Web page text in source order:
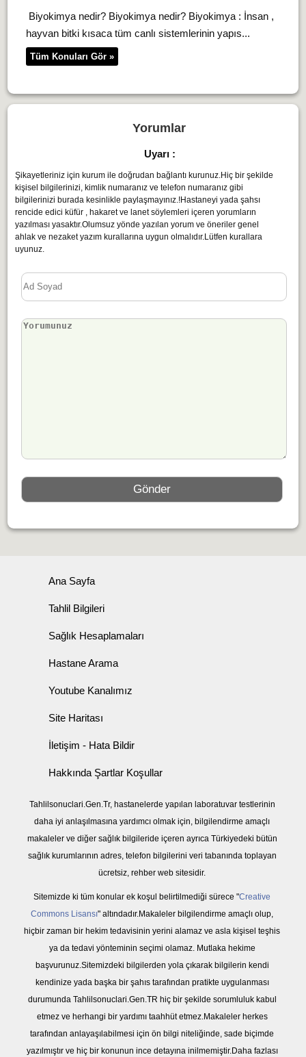
Biyokimya nedir? Biyokimya nedir? Biyokimya : İnsan ,
hayvan bitki kısaca tüm canlı sistemlerinin yapıs...
Tüm Konuları Gör »
Yorumlar
Uyarı :
Şikayetleriniz için kurum ile doğrudan bağlantı kurunuz.Hiç bir şekilde
kişisel bilgilerinizi, kimlik numaranız ve telefon numaranız gibi
bilgilerinizi burada kesinlikle paylaşmayınız.!Hastaneyi yada şahsı
rencide edici küfür , hakaret ve lanet söylemleri içeren yorumların
yazılması yasaktır.Olumsuz yönde yazılan yorum ve öneriler genel
ahlak ve nezaket yazım kurallarına uygun olmalıdır.Lütfen kurallara
uyunuz.
Ana Sayfa
Tahlil Bilgileri
Sağlık Hesaplamaları
Hastane Arama
Youtube Kanalımız
Site Haritası
İletişim - Hata Bildir
Hakkında Şartlar Koşullar
Tahlilsonuclari.Gen.Tr, hastanelerde yapılan laboratuvar testlerinin
daha iyi anlaşılmasına yardımcı olmak için, bilgilendirme amaçlı
makaleler ve diğer sağlık bilgileride içeren ayrıca Türkiyedeki bütün
sağlık kurumlarının adres, telefon bilgilerini veri tabanında toplayan
ücretsiz, rehber web sitesidir.
Sitemizde ki tüm konular ek koşul belirtilmediği sürece "Creative
Commons Lisansı" altındadır.Makaleler bilgilendirme amaçlı olup,
hiçbir zaman bir hekim tedavisinin yerini alamaz ve asla kişisel teşhis
ya da tedavi yönteminin seçimi olamaz. Mutlaka hekime
başvurunuz.Sitemizdeki bilgilerden yola çıkarak bilgilerin kendi
kendinize yada başka bir şahıs tarafından pratikte uygulanması
durumunda Tahlilsonuclari.Gen.TR hiç bir şekilde sorumluluk kabul
etmez ve herhangi bir yardımı taahhüt etmez.Makaleler herkes
tarafından anlayaşılabilmesi için ön bilgi niteliğinde, sade biçimde
yazılmıştır ve hiç bir konunun ince detayına inilmemiştir.Daha fazlası